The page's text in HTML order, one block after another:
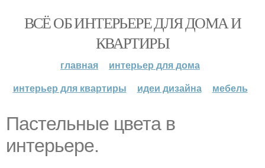
ВСЁ ОБ ИНТЕРЬЕРЕ ДЛЯ ДОМА И
КВАРТИРЫ
главная
интерьер для дома
интерьер для квартиры
идеи дизайна мебель
Пастельные цвета в
интерьере.